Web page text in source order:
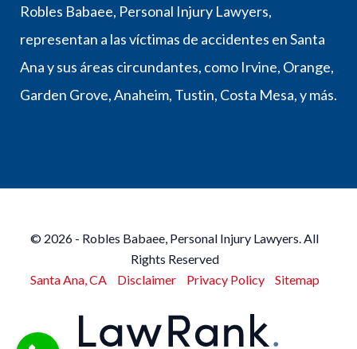
Robles Babaee, Personal Injury Lawyers,
representan a las víctimas de accidentes en Santa
Ana y sus áreas circundantes, como Irvine, Orange,
Garden Grove, Anaheim, Tustin, Costa Mesa, y más.
© 2026 - Robles Babaee, Personal Injury Lawyers. All
Rights Reserved
Santa Ana, CA
Disclaimer Privacy Policy Sitemap